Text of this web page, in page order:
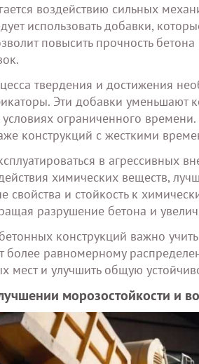
воздействию сильных
использовать добавки,
повысить прочность
твердения и достижения
Эти добавки уменьшают
ограниченного
конструкций с жесткими
в
химических веществ,
свойства и стойкость к
разрушение бетона и
конструкций важно
более равномерному
мест и улучшить общую
морозостойкости и